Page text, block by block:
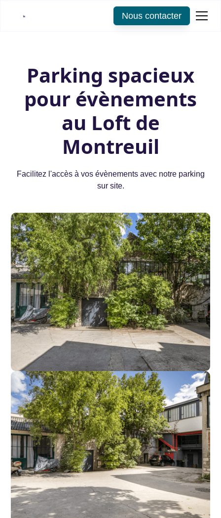
Nous contacter
Parking spacieux
pour évènements
au Loft de
Montreuil
Facilitez l'accès à vos évènements avec notre parking
sur site.